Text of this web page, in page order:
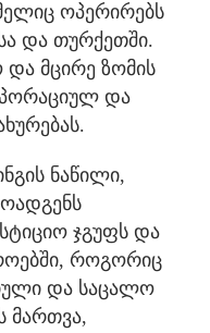
ოპერირებს
და თურქეთში.
და მცირე ზომის
და
ნაწილი,
ჯგუფს და
როგორიც
და საცალო
მართვა,